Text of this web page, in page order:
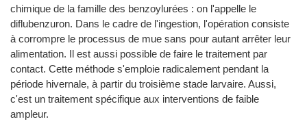
chimique de la famille des benzoylurées : on l'appelle le
diflubenzuron. Dans le cadre de l'ingestion, l'opération consiste
à corrompre le processus de mue sans pour autant arrêter leur
alimentation. Il est aussi possible de faire le traitement par
contact. Cette méthode s'emploie radicalement pendant la
période hivernale, à partir du troisième stade larvaire. Aussi,
c'est un traitement spécifique aux interventions de faible
ampleur.